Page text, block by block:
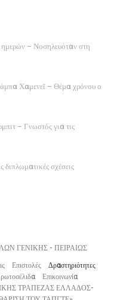
– Νοσηλευόταν στη
Χαμενεΐ – Θέμα χρόνου ο
– Γνωστός για τις
σχέσεις
ΓΕΝΙΚΗΣ - ΠΕΙΡΑΙΩΣ
Επιστολές
Δραστηριότητες
Επικοινωνία
ΤΡΑΠΕΖΑΣ ΕΛΛΑΔΟΣ-